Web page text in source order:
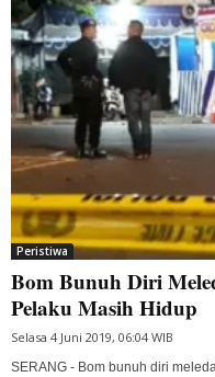
Peristiwa
Bom Bunuh Diri
Pelaku Masih Hidup
Selasa 4 Juni 2019, 06:04 WIB
SERANG - Bom bunuh diri